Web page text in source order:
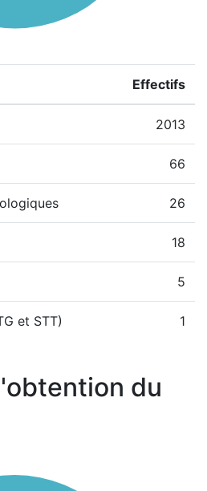
Effectifs
2013
66
26
18
5
et STT) 1
du